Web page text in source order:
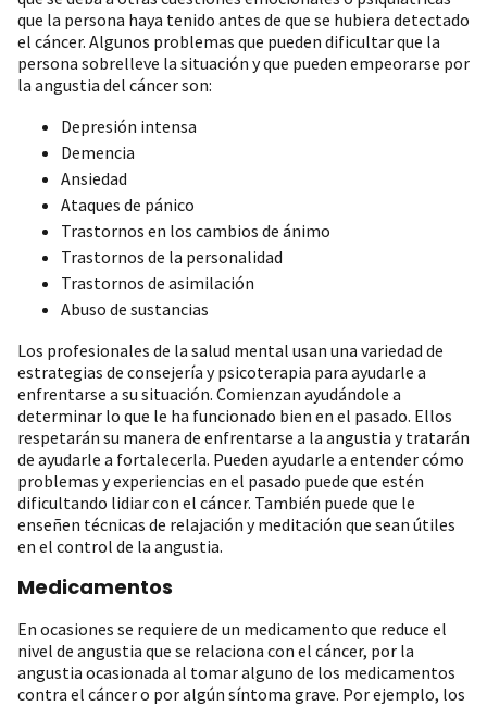
que la persona haya tenido antes de que se hubiera detectado
el cáncer. Algunos problemas que pueden dificultar que la
persona sobrelleve la situación y que pueden empeorarse por
la angustia del cáncer son:
Depresión intensa
Demencia
Ansiedad
Ataques de pánico
Trastornos en los cambios de ánimo
Trastornos de la personalidad
Trastornos de asimilación
Abuso de sustancias
Los profesionales de la salud mental usan una variedad de
estrategias de consejería y psicoterapia para ayudarle a
enfrentarse a su situación. Comienzan ayudándole a
determinar lo que le ha funcionado bien en el pasado. Ellos
respetarán su manera de enfrentarse a la angustia y tratarán
de ayudarle a fortalecerla. Pueden ayudarle a entender cómo
problemas y experiencias en el pasado puede que estén
dificultando lidiar con el cáncer. También puede que le
enseñen técnicas de relajación y meditación que sean útiles
en el control de la angustia.
Medicamentos
En ocasiones se requiere de un medicamento que reduce el
nivel de angustia que se relaciona con el cáncer, por la
angustia ocasionada al tomar alguno de los medicamentos
contra el cáncer o por algún síntoma grave. Por ejemplo, los